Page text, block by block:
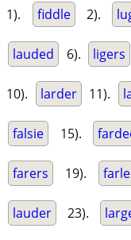
1). fiddle 2).
lauded 6). ligers
10). larder 11).
falsie 15).
farers 19).
lauder 23).